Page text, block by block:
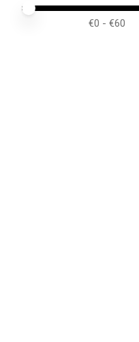
Minimale prijswaarde
Price maximum value
€0 - €60